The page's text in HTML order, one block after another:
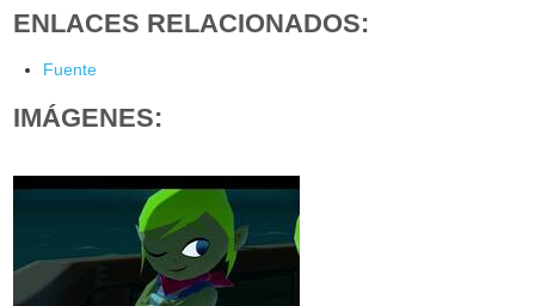
ENLACES RELACIONADOS:
Fuente
IMÁGENES: